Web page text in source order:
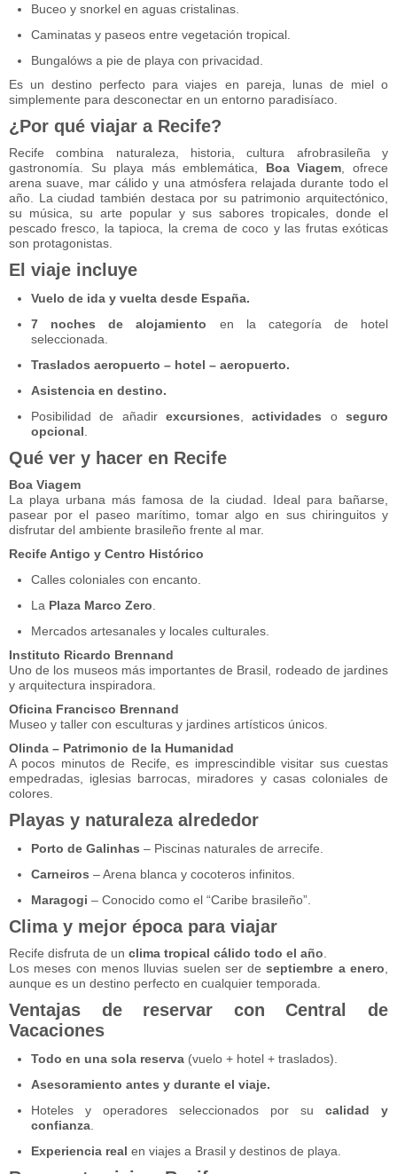
Buceo y snorkel en aguas cristalinas.
Caminatas y paseos entre vegetación tropical.
Bungalóws a pie de playa con privacidad.
Es un destino perfecto para viajes en pareja, lunas de miel o
simplemente para desconectar en un entorno paradisíaco.
¿Por qué viajar a Recife?
Recife combina naturaleza, historia, cultura afrobrasileña y
gastronomía. Su playa más emblemática, Boa Viagem , ofrece
arena suave, mar cálido y una atmósfera relajada durante todo el
año. La ciudad también destaca por su patrimonio arquitectónico,
su música, su arte popular y sus sabores tropicales, donde el
pescado fresco, la tapioca, la crema de coco y las frutas exóticas
son protagonistas.
El viaje incluye
Vuelo de ida y vuelta desde España.
7 noches de alojamiento en la categoría de hotel
seleccionada.
Traslados aeropuerto – hotel – aeropuerto.
Asistencia en destino.
Posibilidad de añadir excursiones ,actividades oseguro
opcional
Qué ver y hacer en Recife
Boa Viagem
La playa urbana más famosa de la ciudad. Ideal para bañarse,
pasear por el paseo marítimo, tomar algo en sus chiringuitos y
disfrutar del ambiente brasileño frente al mar.
Recife Antigo y Centro Histórico
Calles coloniales con encanto.
La Plaza Marco Zero
Mercados artesanales y locales culturales.
Instituto Ricardo Brennand
Uno de los museos más importantes de Brasil, rodeado de jardines
y arquitectura inspiradora.
Oficina Francisco Brennand
Museo y taller con esculturas y jardines artísticos únicos.
Olinda – Patrimonio de la Humanidad
A pocos minutos de Recife, es imprescindible visitar sus cuestas
empedradas, iglesias barrocas, miradores y casas coloniales de
colores.
Playas y naturaleza alrededor
Porto de Galinhas – Piscinas naturales de arrecife.
Carneiros – Arena blanca y cocoteros infinitos.
Maragogi – Conocido como el “Caribe brasileño”.
Clima y mejor época para viajar
Recife disfruta de un clima tropical cálido todo el año
Los meses con menos lluvias suelen ser deseptiembre a enero
aunque es un destino perfecto en cualquier temporada.
Ventajas de reservar con Central de
Vacaciones
Todo en una sola reserva (vuelo + hotel + traslados).
Asesoramiento antes y durante el viaje.
Hoteles y operadores seleccionados por su calidad y
confianza
Experiencia real en viajes a Brasil y destinos de playa.